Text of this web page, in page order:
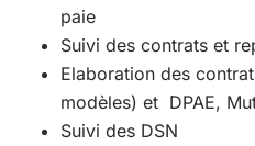
paie
Suivi des contrats et
Elaboration des
modèles) et DPAE,
Suivi des DSN